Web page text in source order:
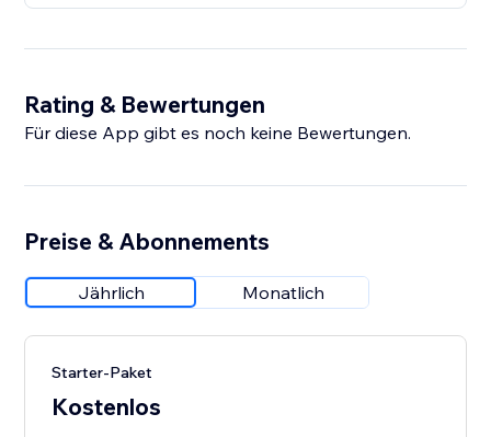
Rating & Bewertungen
Für diese App gibt es noch keine Bewertungen.
Preise & Abonnements
Jährlich Monatlich
Starter-Paket
Kostenlos